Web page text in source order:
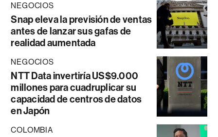
NEGOCIOS
Snap eleva la previsión de ventas
antes de lanzar sus gafas de
realidad aumentada
NEGOCIOS
NTT Data invertiría US$9.000
millones para cuadruplicar su
capacidad de centros de datos
en Japón
COLOMBIA